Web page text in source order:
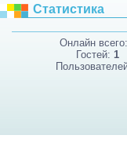
Статистика
Онлайн всего:
Гостей:1